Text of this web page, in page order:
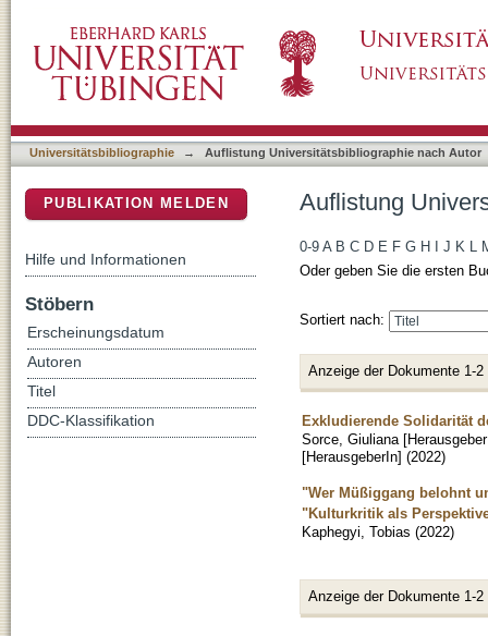
Universitätsbibliographie → Auflistung Universitätsbibliographie nach Autor
Auflistung
0-9 A B C D E F G H J K L
Oder geben Sie die ersten
Sortiert nach:
Anzeige der Dokumente 1-2
Exkludierende Solidarität
Sorce, Giuliana
[HerausgeberIn] (2022)
"Wer Müßiggang belohnt
"Kulturkritik als
Kaphegyi, Tobias (2022)
Anzeige der Dokumente 1-2
PUBLIKATION MELDEN
Hilfe und Informationen
Stöbern
Erscheinungsdatum
Autoren
Titel
DDC-Klassifikation